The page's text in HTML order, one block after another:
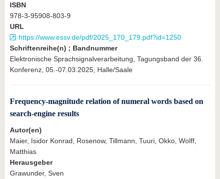
ISBN
978-3-95908-803-9
URL
https://www.essv.de/pdf/2025_170_179.pdf?id=1250
Schriftenreihe(n) ; Bandnummer
Elektronische Sprachsignalverarbeitung, Tagungsband der 36.
Konferenz, 05.-07.03.2025, Halle/Saale
Frequency-magnitude relation of numeral words based on
search-engine results
Autor(en)
Maier, Isidor Konrad, Rosenow, Tillmann, Tuuri, Okko, Wolff,
Matthias
Herausgeber
Grawunder, Sven